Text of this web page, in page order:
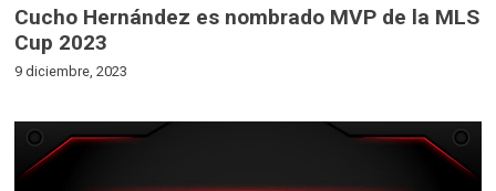
Cucho Hernández es nombrado MVP de la MLS
Cup 2023
9 diciembre, 2023